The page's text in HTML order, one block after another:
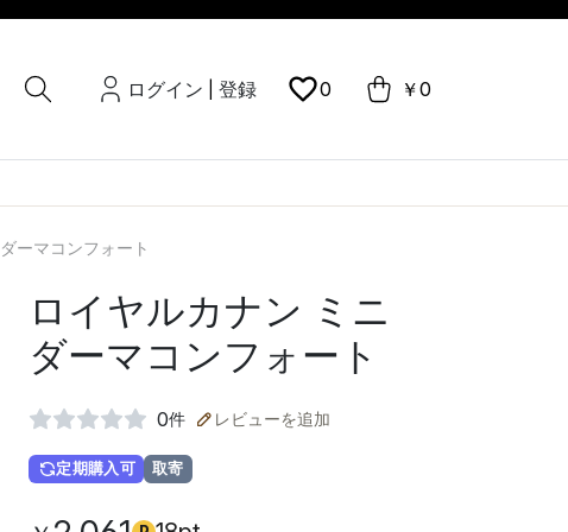
ログイン 登録 0 ￥0
ーマコンフォート
ロイヤルカナン ミニ
ダーマコンフォート
0件 レビューを追加
定期購入可 取寄